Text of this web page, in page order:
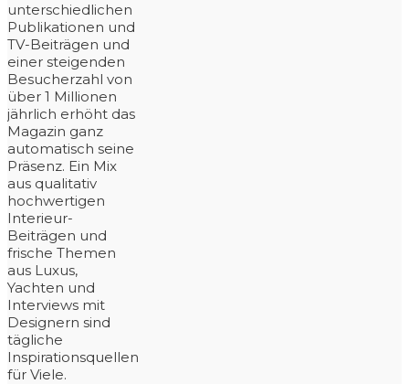
unterschiedlichen
Publikationen und
TV-Beiträgen und
einer steigenden
Besucherzahl von
über 1 Millionen
jährlich erhöht das
Magazin ganz
automatisch seine
Präsenz. Ein Mix
aus qualitativ
hochwertigen
Interieur-
Beiträgen und
frische Themen
aus Luxus,
Yachten und
Interviews mit
Designern sind
tägliche
Inspirationsquellen
für Viele.